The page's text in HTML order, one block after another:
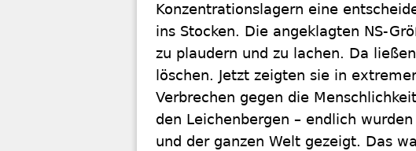
Konzentrationslagern eine
ins Stocken. Die angeklagten NS-
zu plaudern und zu lachen. Da
löschen. Jetzt zeigten sie in
Verbrechen gegen die
den Leichenbergen – endlich
und der ganzen Welt gezeigt. Das